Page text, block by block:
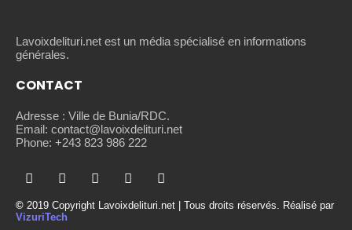
Lavoixdelituri.net est un média spécialisé en informations
générales.
CONTACT
Adresse : Ville de Bunia/RDC.
Email: contact@lavoixdelituri.net
Phone: +243 823 986 222
© 2019 Copyright Lavoixdelituri.net | Tous droits réservés. Réalisé par
VizuriTech